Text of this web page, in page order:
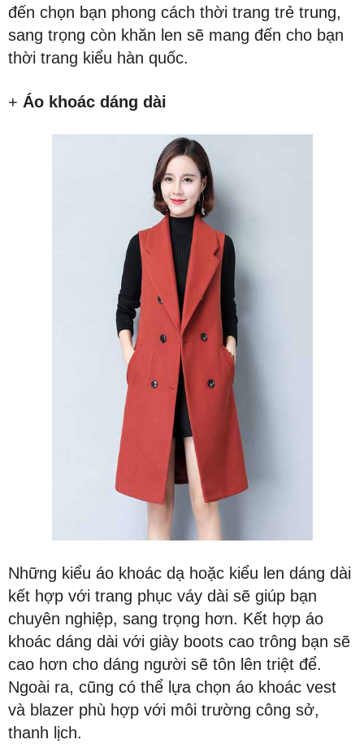
đến chọn bạn phong cách thời trang trẻ trung,
sang trọng còn khăn len sẽ mang đến cho bạn
thời trang kiểu hàn quốc.
+ Áo khoác dáng dài
Những kiểu áo khoác dạ hoặc kiểu len dáng dài
kết hợp với trang phục váy dài sẽ giúp bạn
chuyên nghiệp, sang trọng hơn. Kết hợp áo
khoác dáng dài với giày boots cao trông bạn sẽ
cao hơn cho dáng người sẽ tôn lên triệt để.
Ngoài ra, cũng có thể lựa chọn áo khoác vest
và blazer phù hợp với môi trường công sở,
thanh lịch.